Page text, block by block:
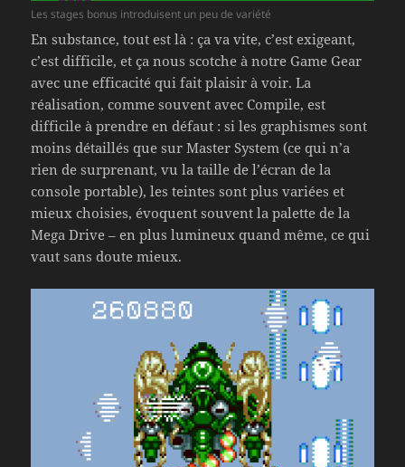
Les stages bonus introduisent un peu de variété
En substance, tout est là : ça va vite, c’est exigeant,
c’est difficile, et ça nous scotche à notre Game Gear
avec une efficacité qui fait plaisir à voir. La
réalisation, comme souvent avec Compile, est
difficile à prendre en défaut : si les graphismes sont
moins détaillés que sur Master System (ce qui n’a
rien de surprenant, vu la taille de l’écran de la
console portable), les teintes sont plus variées et
mieux choisies, évoquent souvent la palette de la
Mega Drive – en plus lumineux quand même, ce qui
vaut sans doute mieux.